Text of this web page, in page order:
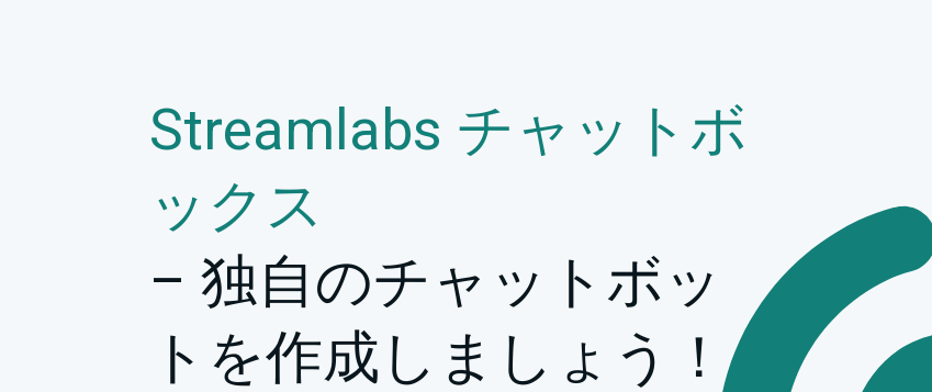
Streamlabs チャットボ
ックス
– 独自のチャットボッ
トを作成しましょう！